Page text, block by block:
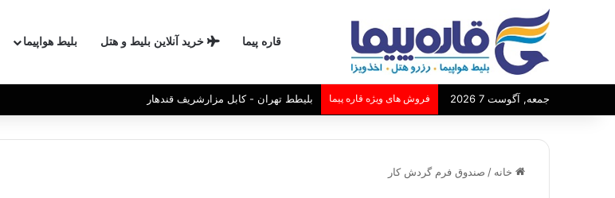
قاره پیما خرید آنلاین بلیط و هتل بلیط هواپیما
جمعه, آگوست 7 2026 فروش های ویژه قاره پیما بلیطط تهران - کابل مزارشریف قندهار
خانه / صندوق فرم گردش کار